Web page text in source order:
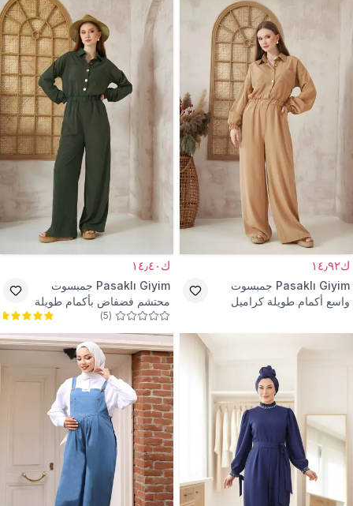
ك١٤٫٩٢
Pasaklı Giyim جمبسوت
واسع أكمام طويلة كراميل
وجيوب
ك١٤٫٤٠
Pasaklı Giyim جمبسوت
محتشم فضفاض بأكمام طويلة
لون كاكي قماش كوبرا بخصر
مطاطي وجيوب
(
5
)